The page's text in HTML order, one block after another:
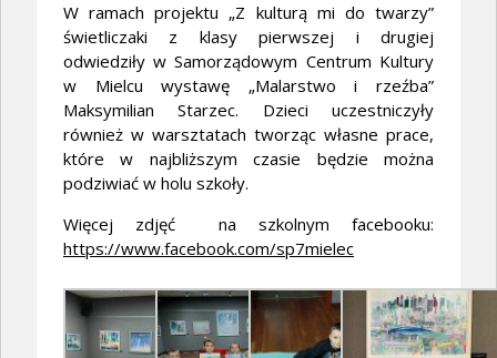
W ramach projektu „Z kulturą mi do twarzy”
świetliczaki z klasy pierwszej i drugiej
odwiedziły w Samorządowym Centrum Kultury
w Mielcu wystawę „Malarstwo i rzeźba”
Maksymilian Starzec. Dzieci uczestniczyły
również w warsztatach tworząc własne prace,
które w najbliższym czasie będzie można
podziwiać w holu szkoły.
Więcej zdjęć na szkolnym facebooku:
https://www.facebook.com/sp7mielec